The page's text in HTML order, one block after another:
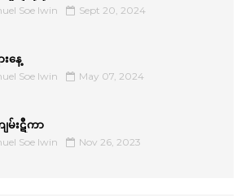
Soe lwin Sept 20, 2024
းနေ့
Soe lwin May 07, 2024
ျမ်းဋီကာ
Soe lwin Nov 26, 2023